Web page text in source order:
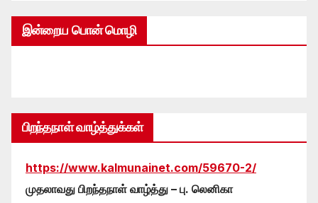
இன்றைய பொன் மொழி
பிறந்தநாள் வாழ்த்துக்கள்
https://www.kalmunainet.com/59670-2/
முதலாவது பிறந்தநாள் வாழ்த்து – பு. லெனிகா